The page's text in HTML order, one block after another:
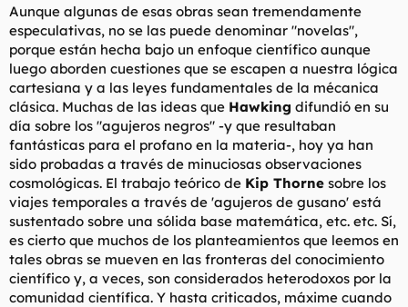
Puede que sea una cuestión de fé.
Aunque algunas de esas obras sean tremendamente
especulativas, no se las puede denominar "novelas",
porque están hecha bajo un enfoque científico aunque
luego aborden cuestiones que se escapen a nuestra lógica
cartesiana y a las leyes fundamentales de la mécanica
clásica. Muchas de las ideas que Hawking difundió en su
día sobre los "agujeros negros" -y que resultaban
fantásticas para el profano en la materia-, hoy ya han
sido probadas a través de minuciosas observaciones
cosmológicas. El trabajo teórico de Kip Thorne sobre los
viajes temporales a través de 'agujeros de gusano' está
sustentado sobre una sólida base matemática, etc. etc. Sí,
es cierto que muchos de los planteamientos que leemos en
tales obras se mueven en las fronteras del conocimiento
científico y, a veces, son considerados heterodoxos por la
comunidad científica. Y hasta criticados, máxime cuando